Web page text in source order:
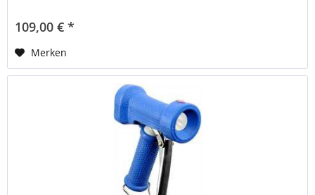
109,00 € *
Merken